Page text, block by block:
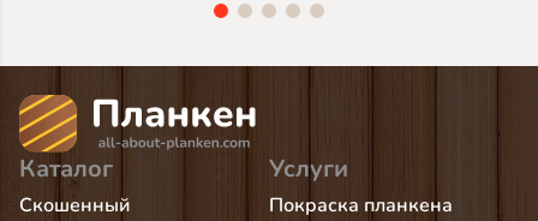
Каталог
Скошенный
Услуги
Покраска планкена